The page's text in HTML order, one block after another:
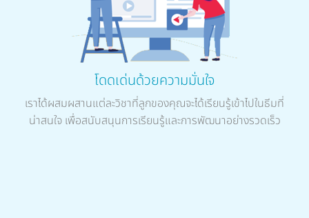
โดดเด่นด้วยความมั่นใจ
เราได้ผสมผสานแต่ละวิชาที่ลูกของคุณจะได้เรียนรู้เข้าไปในธีมที่
น่าสนใจ เพื่อสนับสนุนการเรียนรู้และการพัฒนาอย่างรวดเร็ว